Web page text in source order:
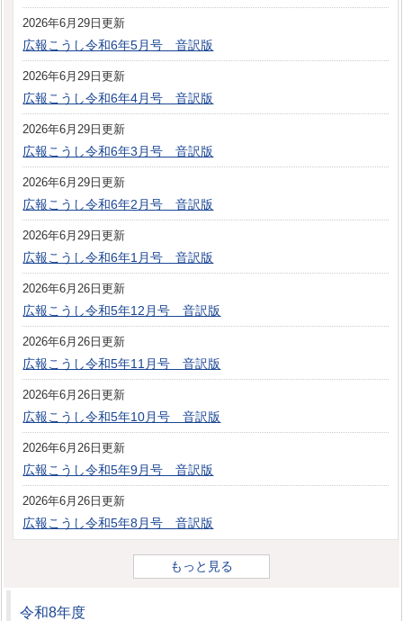
2026年6月29日更新
広報こうし令和6年5月号 音訳版
2026年6月29日更新
広報こうし令和6年4月号 音訳版
2026年6月29日更新
広報こうし令和6年3月号 音訳版
2026年6月29日更新
広報こうし令和6年2月号 音訳版
2026年6月29日更新
広報こうし令和6年1月号 音訳版
2026年6月26日更新
広報こうし令和5年12月号 音訳版
2026年6月26日更新
広報こうし令和5年11月号 音訳版
2026年6月26日更新
広報こうし令和5年10月号 音訳版
2026年6月26日更新
広報こうし令和5年9月号 音訳版
2026年6月26日更新
広報こうし令和5年8月号 音訳版
もっと見る
令和8年度